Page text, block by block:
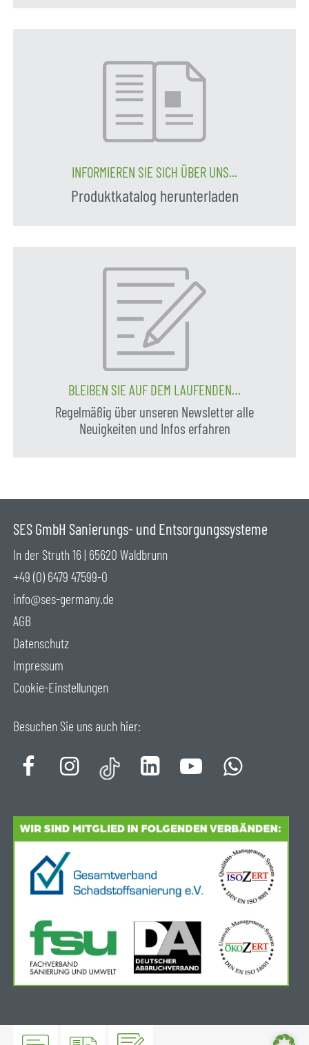
INFORMIEREN SIE SICH ÜBER UNS...
Produktkatalog herunterladen
BLEIBEN SIE AUF DEM LAUFENDEN…
Regelmäßig über unseren Newsletter alle
Neuigkeiten und Infos erfahren
SES GmbH Sanierungs- und Entsorgungssysteme
In der Struth 16 | 65620 Waldbrunn
+49 (0) 6479 47599-0
info@ses-germany.de
AGB
Datenschutz
Impressum
Cookie-Einstellungen
Besuchen Sie uns auch hier: